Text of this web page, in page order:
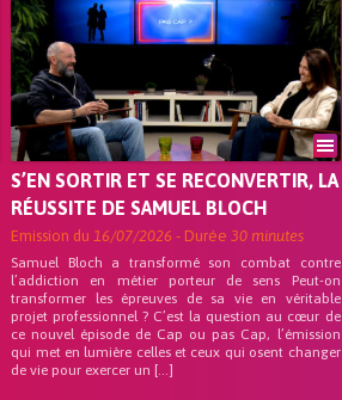
S’EN SORTIR ET SE RECONVERTIR, LA
RÉUSSITE DE SAMUEL BLOCH
Emission du 16/07/2026 - Durée 30 minutes
Samuel Bloch a transformé son combat contre
l’addiction en métier porteur de sens Peut-on
transformer les épreuves de sa vie en véritable
projet professionnel ? C’est la question au cœur de
ce nouvel épisode de Cap ou pas Cap, l’émission
qui met en lumière celles et ceux qui osent changer
de vie pour exercer un […]